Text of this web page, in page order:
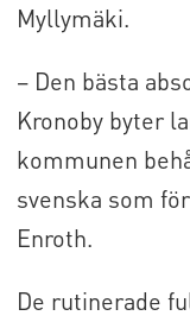
Myllymäki.
– Den bästa
Kronoby byter
kommunen
svenska som
Enroth.
De rutinerade